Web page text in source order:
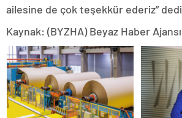
ailesine de çok teşekkür ederiz” dedi.
Kaynak: (BYZHA) Beyaz Haber Ajansı